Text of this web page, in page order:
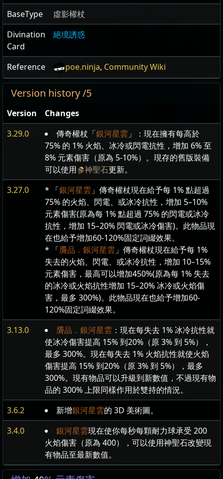
BaseType
虛影權杖
Divination
Card
絕境誘惑
Reference poe.ninja, Community Wiki
Version history /5
Version
Changes
3.29.0
傳奇權杖「銀河星雲 」：現在擁有每高於
75% 的 1% 火焰、冰冷或閃電抗性，增加 6% 至
8% 元素傷害（原為 5-10%）。現存的舊版裝備
可以使用
神聖石更新。
3.27.0
* 「銀河星雲 」傳奇權杖現在給予每 1% 點超過
75% 的火焰、閃電、或冰冷抗性，增加 5–10%
元素傷害(原為每 1% 點超過 75% 的閃電或冰冷
抗性，增加 15–20% 閃電或冰冷傷害)。此物品現
在也給予增加60-120%固定詞綴效果。
* 「贗品．銀河星雲 」傳奇權杖現在給予每 1%
失去的火焰、閃電、或冰冷抗性，增加 10–15%
元素傷害，最高可以增加450%(原為每 1% 失去
的冰冷或火焰抗性增加 15–20% 冰冷或火焰傷
害，最多 300%)。此物品現在也給予增加60-
120%固定詞綴效果。
3.13.0
贗品．銀河星雲 ：現在每失去 1% 冰冷抗性就
使冰冷傷害提高 15% 到20%（原 3% 到 5%），
最多 300%。現在每失去 1% 火焰抗性就使火焰
傷害提高 15% 到20%（原 3% 到 5%），最多
300%。現有物品可以升級到新數值，不過現有物
品的 300% 上限同樣作用於雙持的情況。
3.6.2
新增銀河星雲的 3D 美術圖。
3.4.0
銀河星雲現在使你每秒每顆耐力球承受 200
火焰傷害（原為 400），可以使用神聖石改變現
有物品至最新數值。